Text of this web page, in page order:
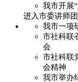
我市开展
进入市委讲师
我市一项
市社科联
会
市社科联
会精神
我市举办